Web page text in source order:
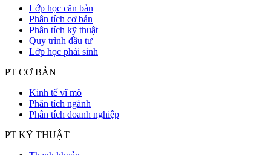
Lớp học căn bản
Phân tích cơ bản
Phân tích kỹ thuật
Quy trình đầu tư
Lớp học phái sinh
PT CƠ BẢN
Kinh tế vĩ mô
Phân tích ngành
Phân tích doanh nghiệp
PT KỸ THUẬT